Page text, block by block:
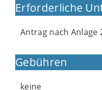
Erforderliche
Antrag nach
Gebühren
keine